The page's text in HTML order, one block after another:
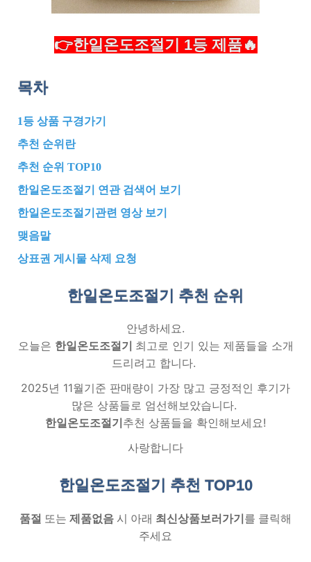
👉한일온도조절기 1등 제품🔥
목차
1등 상품 구경가기
추천 순위란
추천 순위 TOP10
한일온도조절기 연관 검색어 보기
한일온도조절기관련 영상 보기
맺음말
상표권 게시물 삭제 요청
한일온도조절기 추천 순위
안녕하세요.
오늘은 한일온도조절기 최고로 인기 있는 제품들을 소개
드리려고 합니다.
2025년 11월기준 판매량이 가장 많고 긍정적인 후기가
많은 상품들로 엄선해보았습니다.
한일온도조절기추천 상품들을 확인해보세요!
사랑합니다
한일온도조절기 추천 TOP10
품절 또는 제품없음 시 아래 최신상품보러가기 를 클릭해
주세요